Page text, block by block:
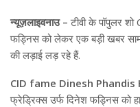
न्यूज़लाइवनाउ – टीवी के पॉपुलर
फड्निस को लेकर एक बड़ी खबर
की लड़ाई लड़ रहे हैं.
CID fame Dinesh
फ्रेड्रिक्स उर्फ दिनेश फड्निस को